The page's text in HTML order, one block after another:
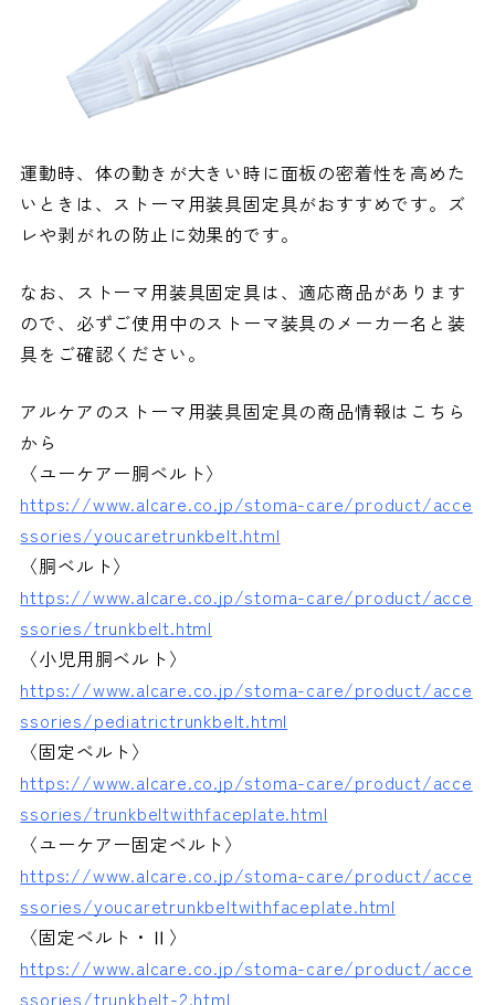
運動時、体の動きが大きい時に面板の密着性を高めた
いときは、ストーマ用装具固定具がおすすめです。ズ
レや剥がれの防止に効果的です。
なお、ストーマ用装具固定具は、適応商品があります
ので、必ずご使用中のストーマ装具のメーカー名と装
具をご確認ください。
アルケアのストーマ用装具固定具の商品情報はこちら
から
〈ユーケアー胴ベルト〉
https://www.alcare.co.jp/stoma-care/product/acce
ssories/youcaretrunkbelt.html
〈胴ベルト〉
https://www.alcare.co.jp/stoma-care/product/acce
ssories/trunkbelt.html
〈小児用胴ベルト〉
https://www.alcare.co.jp/stoma-care/product/acce
ssories/pediatrictrunkbelt.html
〈固定ベルト〉
https://www.alcare.co.jp/stoma-care/product/acce
ssories/trunkbeltwithfaceplate.html
〈ユーケアー固定ベルト〉
https://www.alcare.co.jp/stoma-care/product/acce
ssories/youcaretrunkbeltwithfaceplate.html
〈固定ベルト・Ⅱ〉
https://www.alcare.co.jp/stoma-care/product/acce
ssories/trunkbelt-2.html